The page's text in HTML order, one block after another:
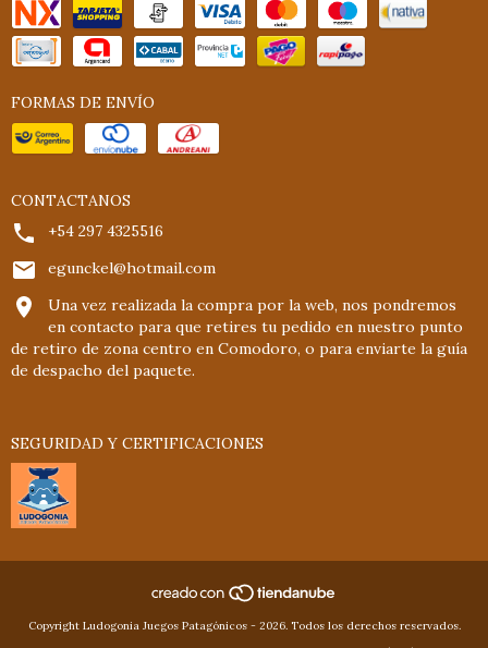
FORMAS DE ENVÍO
CONTACTANOS
+54 297 4325516
egunckel@hotmail.com
Una vez realizada la compra por la web, nos pondremos
en contacto para que retires tu pedido en nuestro punto
de retiro de zona centro en Comodoro, o para enviarte la guía
de despacho del paquete.
SEGURIDAD Y CERTIFICACIONES
Copyright Ludogonia Juegos Patagónicos - 2026. Todos los derechos reservados.